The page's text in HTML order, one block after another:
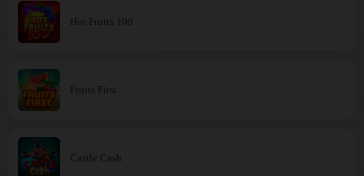
Hot Fruits 100
Fruits First
Castle Cash